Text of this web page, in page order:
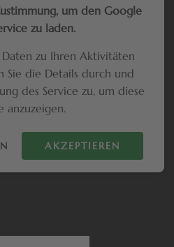
um den Google
zu laden.
Daten zu Ihren Aktivitäten
Sie die Details durch und
des Service zu, um diese
anzuzeigen.
AKZEPTIEREN